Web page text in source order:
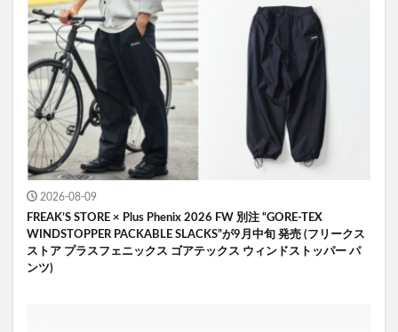
2026-08-09
FREAK’S STORE × Plus Phenix 2026 FW 別注 “GORE-TEX
WINDSTOPPER PACKABLE SLACKS”が9月中旬 発売 (フリークス
ストア プラスフェニックス ゴアテックス ウィンドストッパー パ
ンツ)